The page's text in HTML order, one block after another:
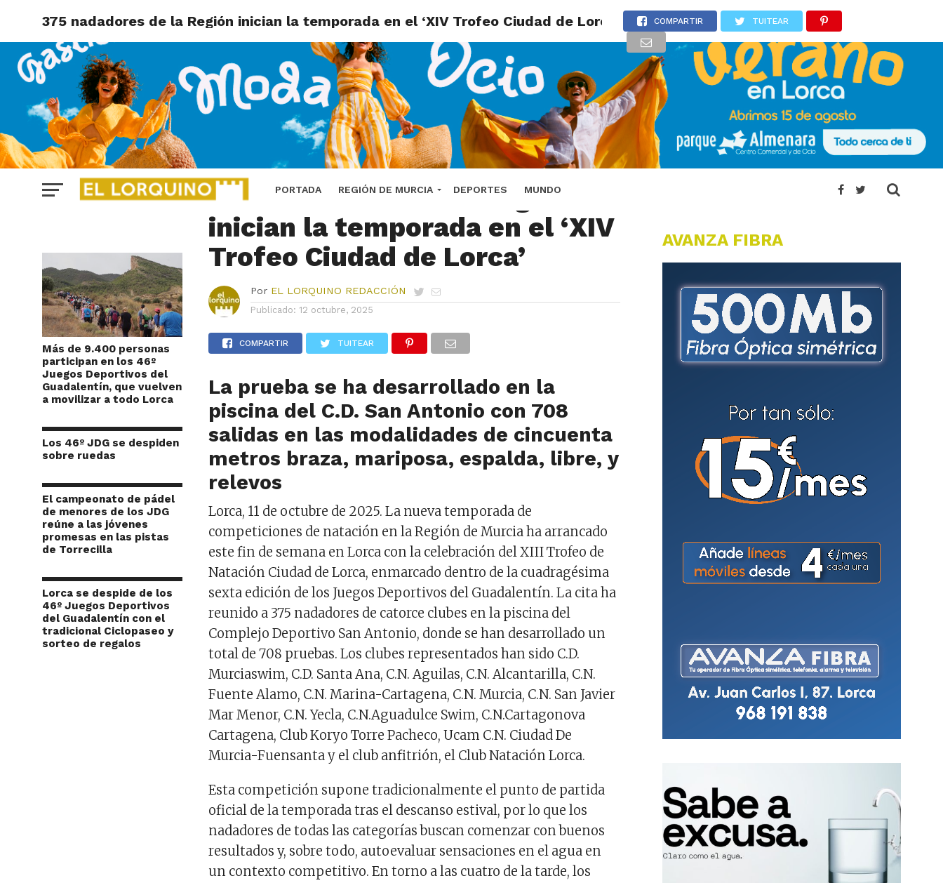
PORTADA REGIÓN DE MURCIA DEPORTES MUNDO
375 nadadores de la Región inician la temporada en el ‘XIV Trofeo Ciudad de Lorca’ COMPARTIR TUITEAR
Más de 9.400 personas
participan en los 46º
Juegos Deportivos del
Guadalentín, que vuelven
a movilizar a todo Lorca
Los 46º JDG se despiden
sobre ruedas
El campeonato de pádel
de menores de los JDG
reúne a las jóvenes
promesas en las pistas
de Torrecilla
Lorca se despide de los
46º Juegos Deportivos
del Guadalentín con el
tradicional Ciclopaseo y
sorteo de regalos
ÚLTIMAS NOTICIAS
375 nadadores de la Región
inician la temporada en el ‘XIV
Trofeo Ciudad de Lorca’
Por EL LORQUINO REDACCIÓN
Publicado: 12 octubre, 2025
COMPARTIR TUITEAR
La prueba se ha desarrollado en la
piscina del C.D. San Antonio con 708
salidas en las modalidades de cincuenta
metros braza, mariposa, espalda, libre, y
relevos
Lorca, 11 de octubre de 2025.La nueva temporada de
competiciones de natación en la Región de Murcia ha arrancado
este fin de semana en Lorca con la celebración delXIII Trofeo de
Natación Ciudad de Lorca, enmarcado dentro de la cuadragésima
sexta edición de los Juegos Deportivos del Guadalentín. La cita ha
reunido a 375 nadadores de catorce clubes en la piscina del
Complejo Deportivo San Antonio, donde se han desarrollado un
total de 708 pruebas. Los clubes representados han sido C.D.
Murciaswim, C.D. Santa Ana, C.N. Aguilas, C.N. Alcantarilla, C.N.
Fuente Alamo, C.N. Marina-Cartagena, C.N. Murcia, C.N. San Javier
Mar Menor, C.N. Yecla, C.N.Aguadulce Swim, C.N.Cartagonova
Cartagena, Club Koryo Torre Pacheco, Ucam C.N. Ciudad De
Murcia-Fuensanta y el club anfitrión, el Club Natación Lorca.
Esta competición supone tradicionalmente el punto de partida
oficial de la temporadatras el descanso estival, por lo que los
nadadores de todas las categorías buscan comenzar con buenos
resultados y, sobre todo, autoevaluar sensaciones en el agua en
un contexto competitivo. En torno a las cuatro de la tarde, los
AVANZA FIBRA